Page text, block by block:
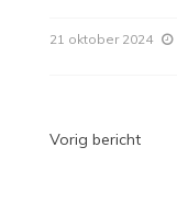
21 oktober 2024
Bericht
Vorig bericht